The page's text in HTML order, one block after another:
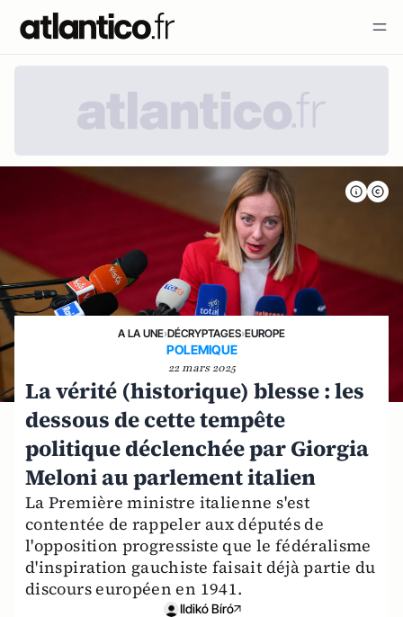
A LA UNE›DÉCRYPTAGES›EUROPE
POLEMIQUE
22 mars 2025
La vérité (historique) blesse : les
dessous de cette tempête
politique déclenchée par Giorgia
Meloni au parlement italien
La Première ministre italienne s'est
contentée de rappeler aux députés de
l'opposition progressiste que le fédéralisme
d'inspiration gauchiste faisait déjà partie du
discours européen en 1941.
Ildikó Bíró